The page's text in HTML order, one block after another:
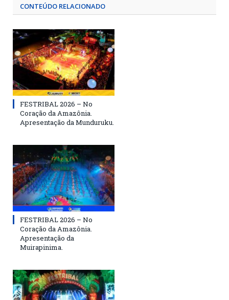
CONTEÚDO RELACIONADO
FESTRIBAL 2026 – No
Coração da Amazônia.
Apresentação da Munduruku.
FESTRIBAL 2026 – No
Coração da Amazônia.
Apresentação da
Muirapinima.